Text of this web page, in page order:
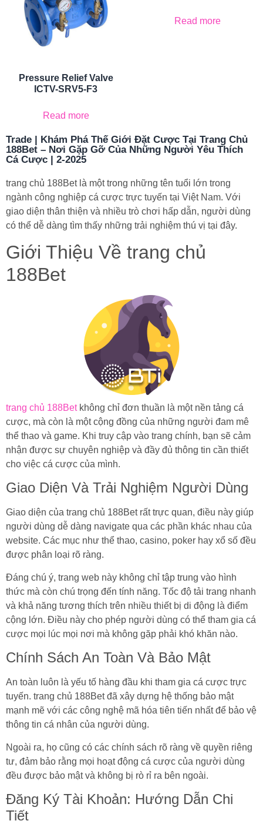
Pressure Relief Valve
ICTV-SRV5-F3
Read more
Read more
Trade | Khám Phá Thế Giới Đặt Cược Tại Trang Chủ
188Bet – Nơi Gặp Gỡ Của Những Người Yêu Thích
Cá Cược | 2-2025
trang chủ 188Bet là một trong những tên tuổi lớn trong
ngành công nghiệp cá cược trực tuyến tại Việt Nam. Với
giao diện thân thiện và nhiều trò chơi hấp dẫn, người dùng
có thể dễ dàng tìm thấy những trải nghiệm thú vị tại đây.
Giới Thiệu Về trang chủ
188Bet
trang chủ 188Betkhông chỉ đơn thuần là một nền tảng cá
cược, mà còn là một cộng đồng của những người đam mê
thể thao và game. Khi truy cập vào trang chính, bạn sẽ cảm
nhận được sự chuyên nghiệp và đầy đủ thông tin cần thiết
cho việc cá cược của mình.
Giao Diện Và Trải Nghiệm Người Dùng
Giao diện của trang chủ 188Bet rất trực quan, điều này giúp
người dùng dễ dàng navigate qua các phần khác nhau của
website. Các mục như thể thao, casino, poker hay xổ số đều
được phân loại rõ ràng.
Đáng chú ý, trang web này không chỉ tập trung vào hình
thức mà còn chú trọng đến tính năng. Tốc độ tải trang nhanh
và khả năng tương thích trên nhiều thiết bị di động là điểm
cộng lớn. Điều này cho phép người dùng có thể tham gia cá
cược mọi lúc mọi nơi mà không gặp phải khó khăn nào.
Chính Sách An Toàn Và Bảo Mật
An toàn luôn là yếu tố hàng đầu khi tham gia cá cược trực
tuyến. trang chủ 188Bet đã xây dựng hệ thống bảo mật
mạnh mẽ với các công nghệ mã hóa tiên tiến nhất để bảo vệ
thông tin cá nhân của người dùng.
Ngoài ra, họ cũng có các chính sách rõ ràng về quyền riêng
tư, đảm bảo rằng mọi hoạt động cá cược của người dùng
đều được bảo mật và không bị rò rỉ ra bên ngoài.
Đăng Ký Tài Khoản: Hướng Dẫn Chi
Tiết